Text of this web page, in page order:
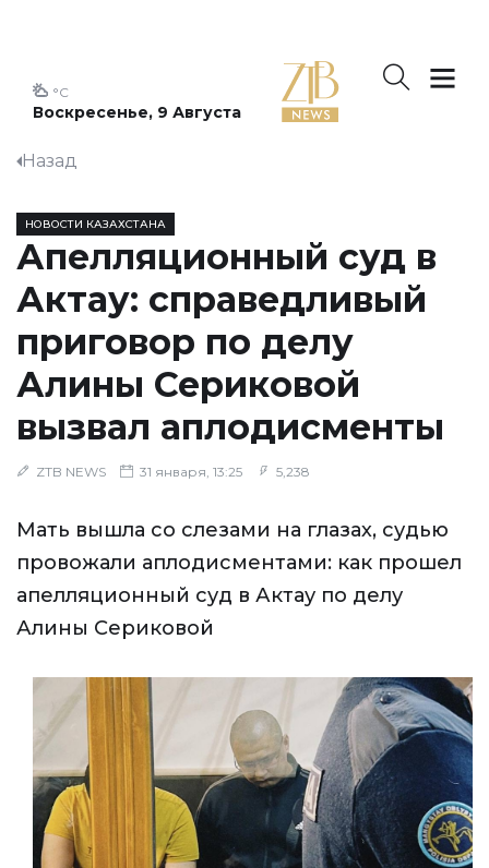
Воскресенье, 9 Августа
°C
Назад
НОВОСТИ КАЗАХСТАНА
Апелляционный суд в
Актау: справедливый
приговор по делу
Алины Сериковой
вызвал аплодисменты
ZTB NEWS 31 января, 13:25 5,238
Мать вышла со слезами на глазах, судью
провожали аплодисментами: как прошел
апелляционный суд в Актау по делу
Алины Сериковой